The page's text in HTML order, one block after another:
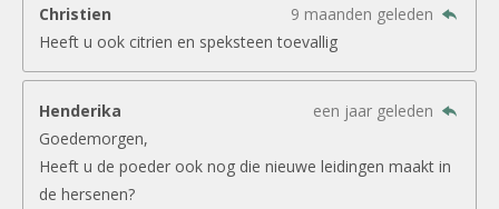
Christien
9 maanden geleden
Heeft u ook citrien en speksteen toevallig
Henderika
een jaar geleden
Goedemorgen,
Heeft u de poeder ook nog die nieuwe leidingen maakt in
de hersenen?